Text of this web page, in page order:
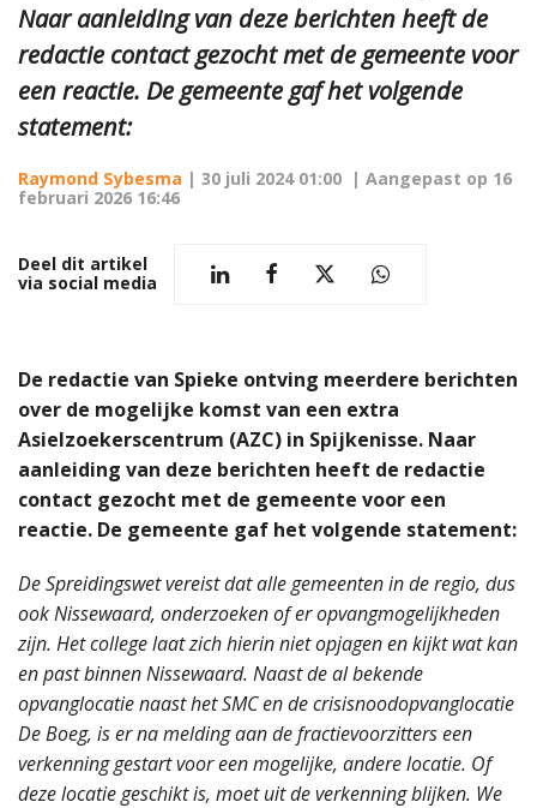
Naar aanleiding van deze berichten heeft de
redactie contact gezocht met de gemeente voor
een reactie. De gemeente gaf het volgende
statement:
Raymond Sybesma | 30 juli 2024 01:00 | Aangepast op 16
februari 2026 16:46
Deel dit artikel
via social media
De redactie van Spieke ontving meerdere berichten
over de mogelijke komst van een extra
Asielzoekerscentrum (AZC) in Spijkenisse. Naar
aanleiding van deze berichten heeft de redactie
contact gezocht met de gemeente voor een
reactie. De gemeente gaf het volgende statement:
De Spreidingswet vereist dat alle gemeenten in de regio, dus
ook Nissewaard, onderzoeken of er opvangmogelijkheden
zijn. Het college laat zich hierin niet opjagen en kijkt wat kan
en past binnen Nissewaard. Naast de al bekende
opvanglocatie naast het SMC en de crisisnoodopvanglocatie
De Boeg, is er na melding aan de fractievoorzitters een
verkenning gestart voor een mogelijke, andere locatie. Of
deze locatie geschikt is, moet uit de verkenning blijken. We